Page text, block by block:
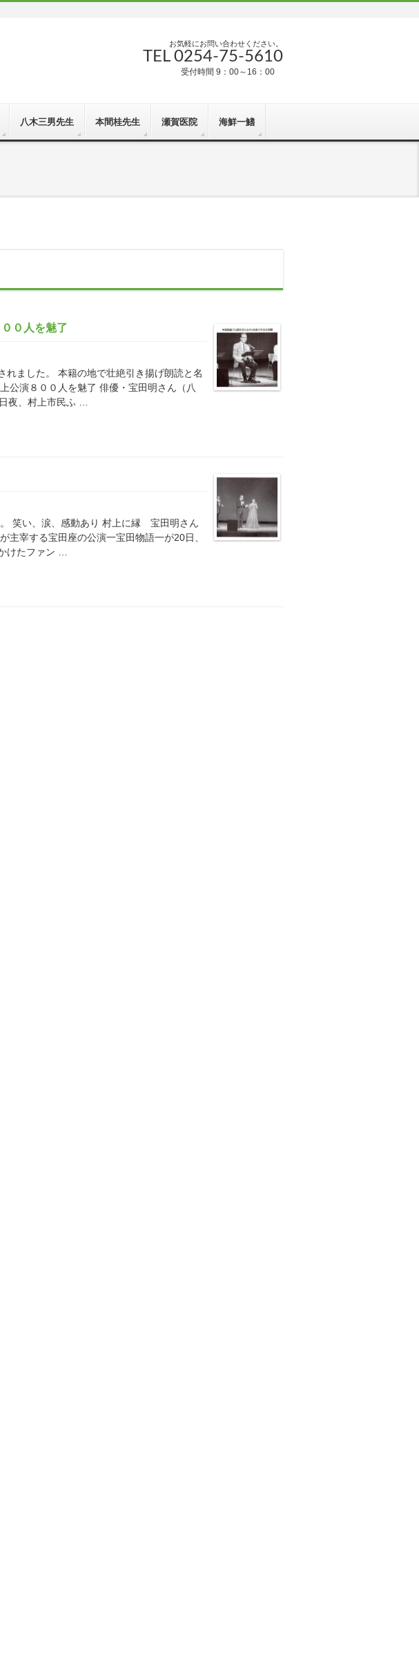
お気軽にお問い合わせください。
TEL 0254-75-5610
受付時間 9：00～16：00
八木三男先生 本間桂先生 瀬賀医院 海鮮一鰭
０人を魅了
れました。 本籍の地で壮絶引き揚げ朗読と名
演８００人を魅了 俳優・宝田明さん（八
夜、村上市民ふ …
笑い、涙、感動あり 村上に縁 宝田明さん
主宰する宝田座の公演一宝田物語一が20日、
けたファン …